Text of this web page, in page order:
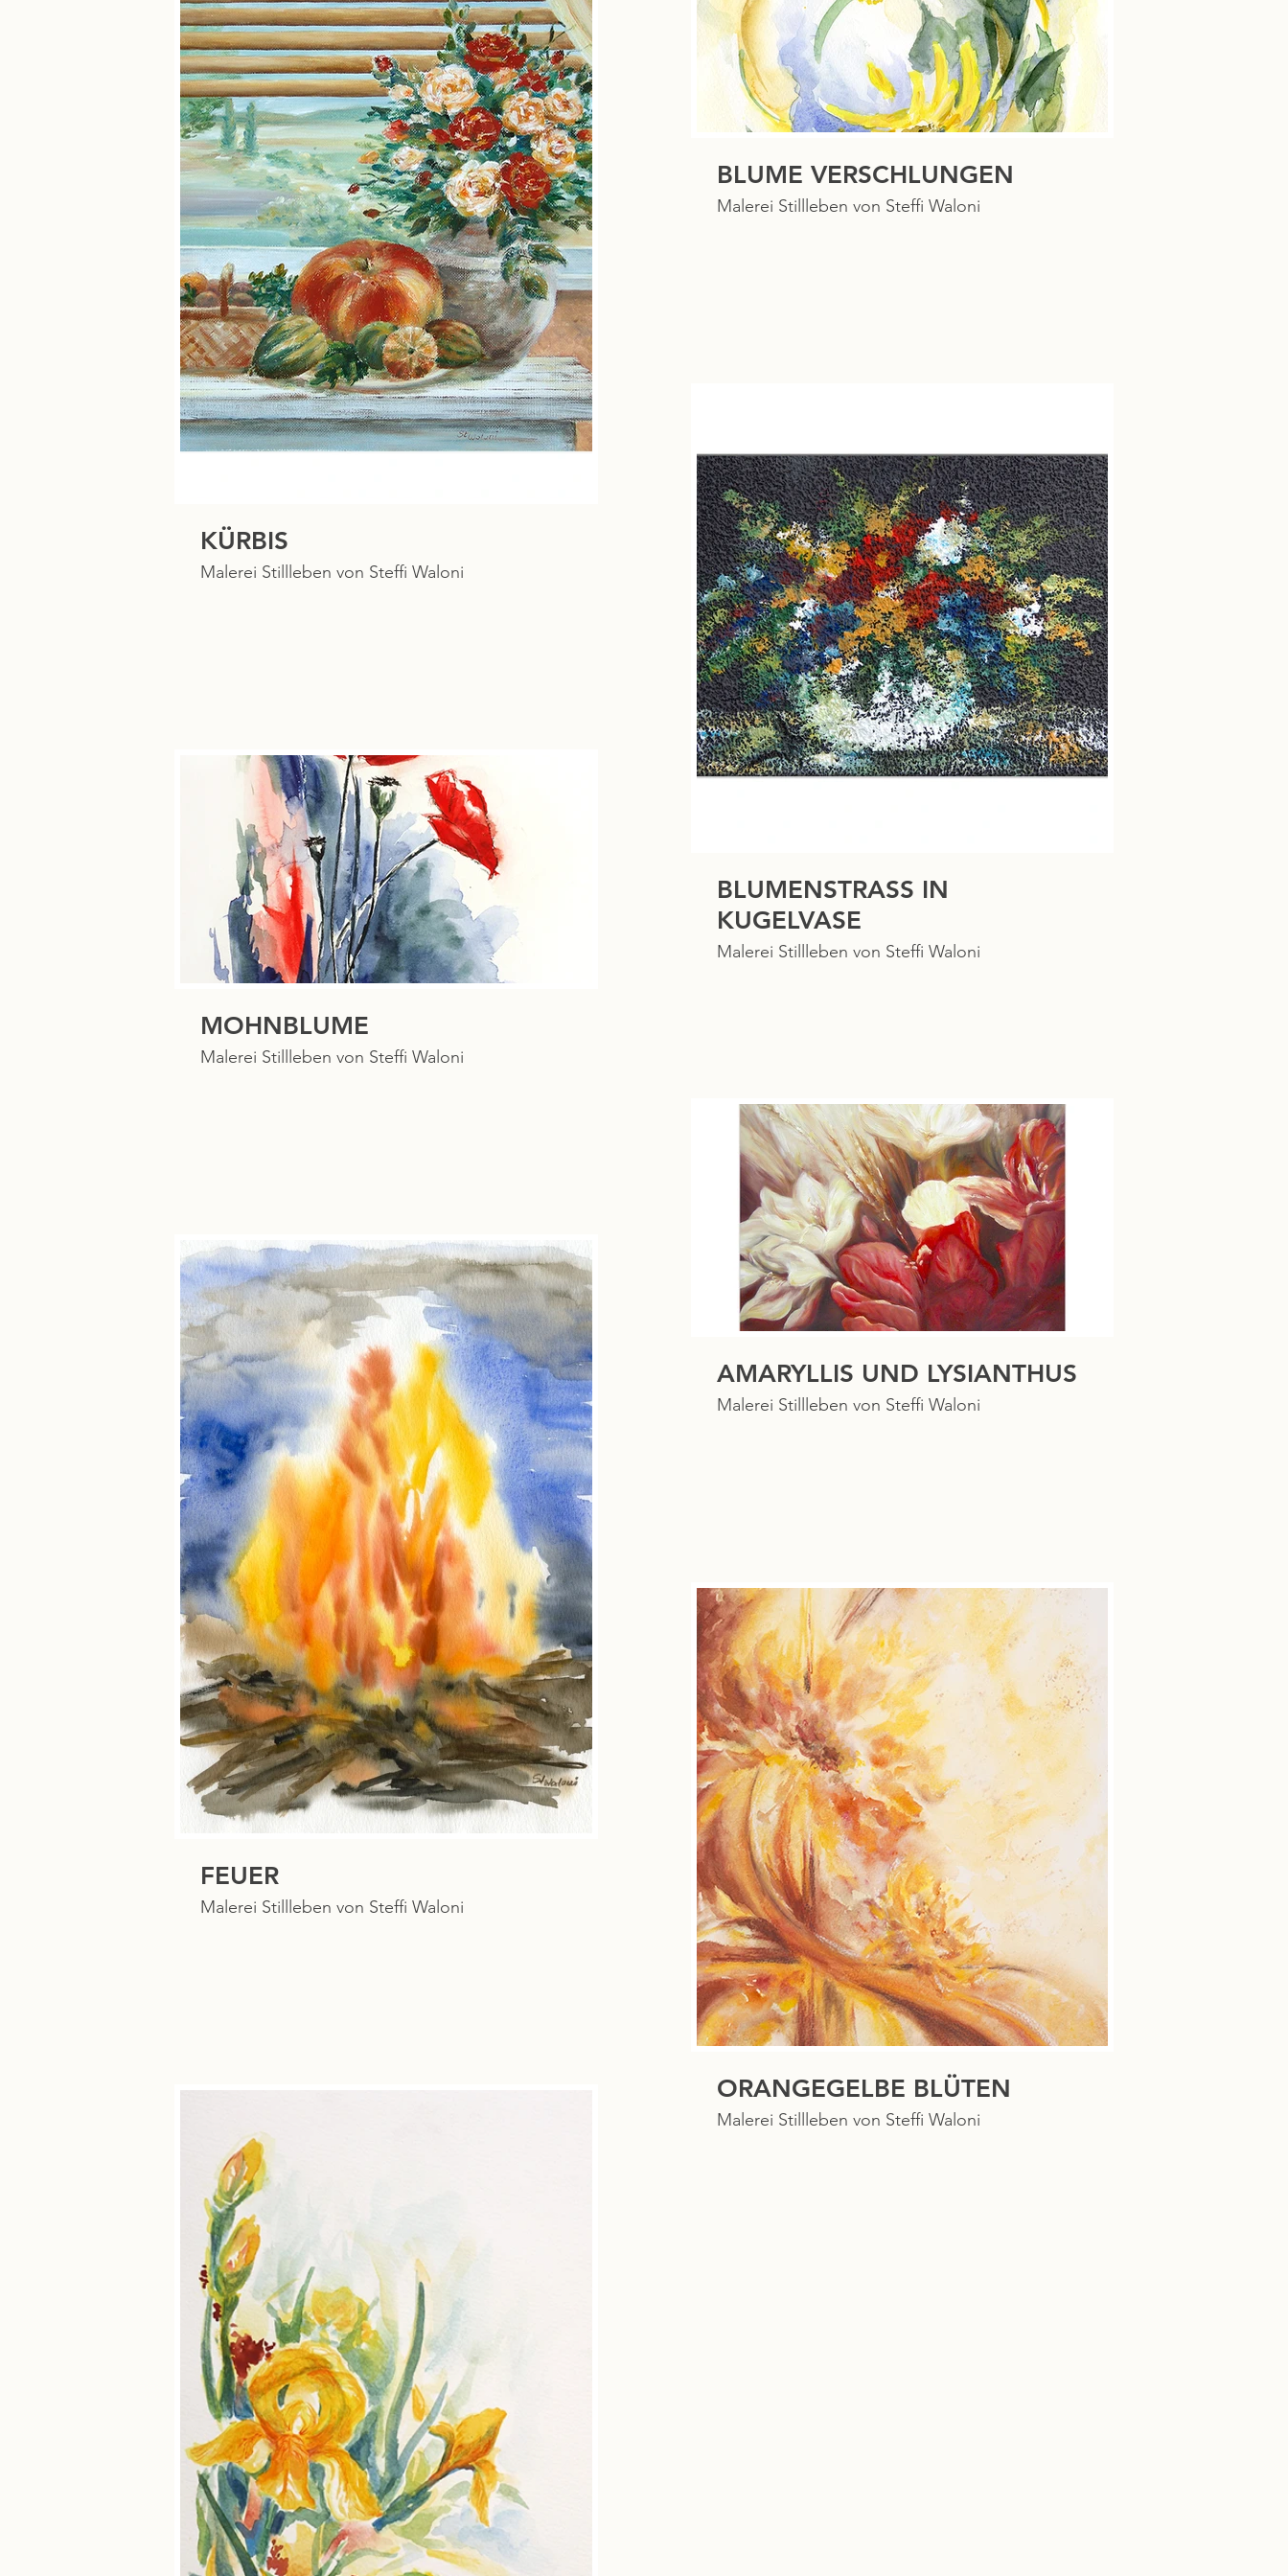
KÜRBIS
Malerei Stillleben von Steffi Waloni
BLUME VERSCHLUNGEN
Malerei Stillleben von Steffi Waloni
BLUMENSTRASS IN
KUGELVASE
Malerei Stillleben von Steffi Waloni
MOHNBLUME
Malerei Stillleben von Steffi Waloni
AMARYLLIS UND LYSIANTHUS
Malerei Stillleben von Steffi Waloni
FEUER
Malerei Stillleben von Steffi Waloni
ORANGEGELBE BLÜTEN
Malerei Stillleben von Steffi Waloni